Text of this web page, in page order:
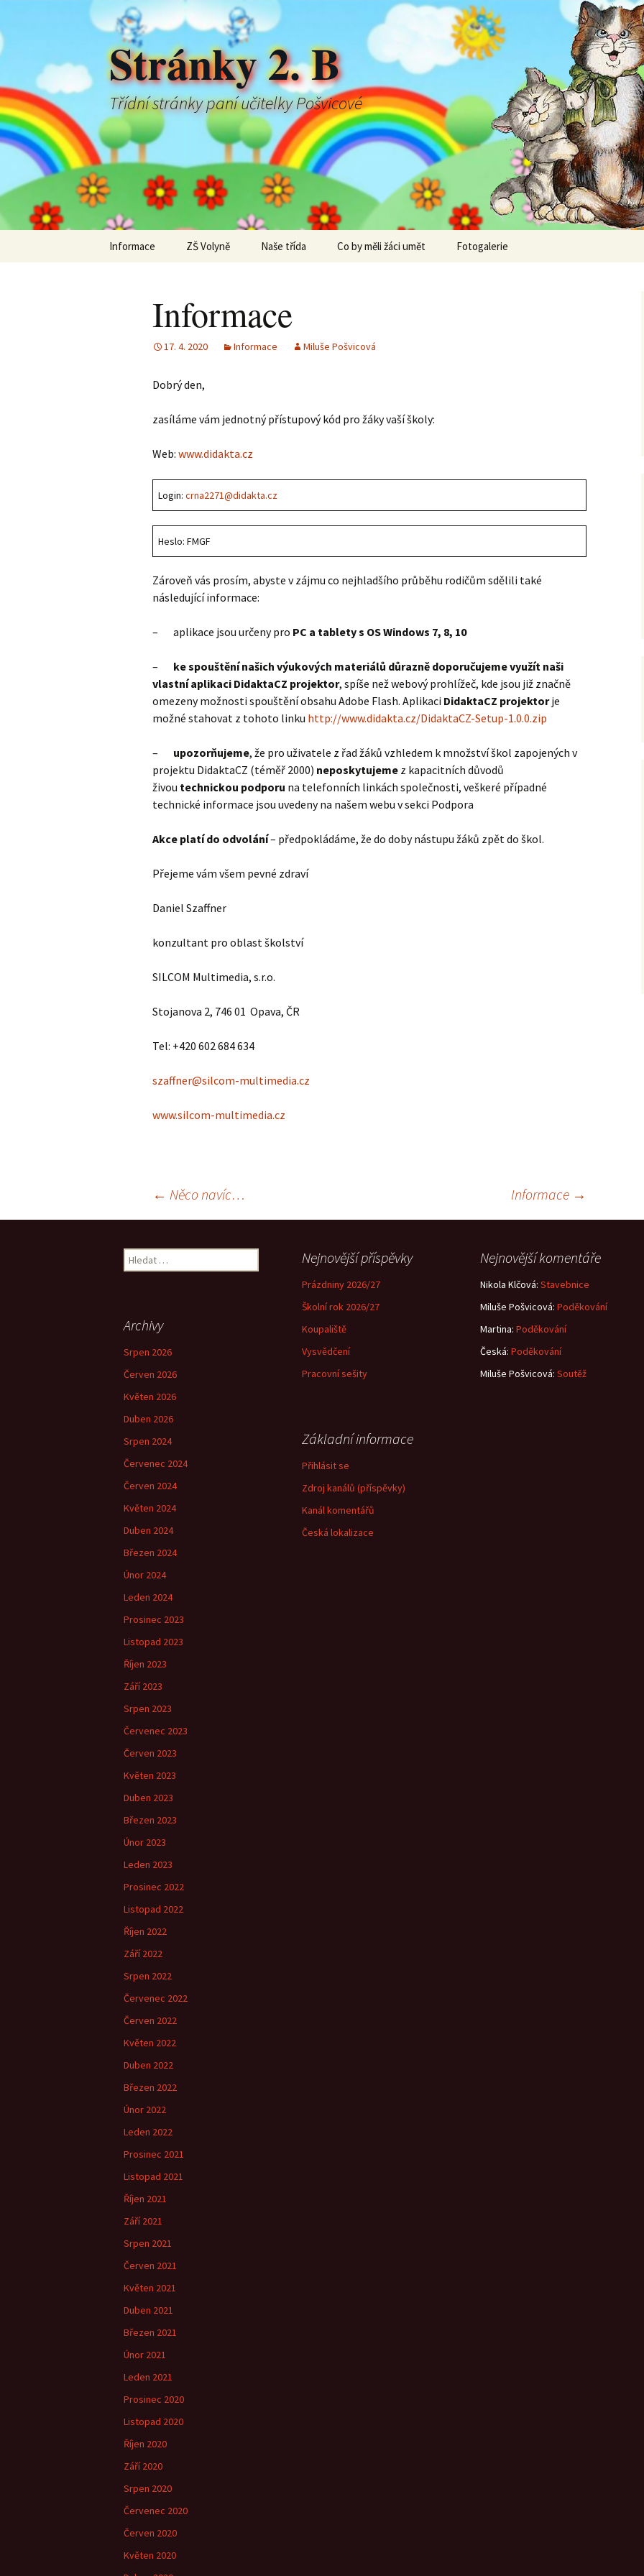
Stránky 2. B
Třídní stránky paní učitelky Pošvicové
Informace ZŠ Volyně Naše třída Co by měli žáci umět Fotogalerie
Informace
17. 4. 2020 Informace Miluše Pošvicová
Dobrý den,
zasíláme vám jednotný přístupový kód pro žáky vaší školy:
Web: www.didakta.cz
Login: crna2271@didakta.cz
Heslo: FMGF
Zároveň vás prosím, abyste v zájmu co nejhladšího průběhu rodičům sdělili také
následující informace:
– aplikace jsou určeny pro PC a tablety s OS Windows 7, 8, 10
– ke spouštění našich výukových materiálů důrazně doporučujeme využít naši
vlastní aplikaci DidaktaCZ projektor, spíše než webový prohlížeč, kde jsou již značně
omezeny možnosti spouštění obsahu Adobe Flash. Aplikaci DidaktaCZ projektorje
možné stahovat z tohoto linku http://www.didakta.cz/DidaktaCZ-Setup-1.0.0.zip
– upozorňujeme, že pro uživatele z řad žáků vzhledem k množství škol zapojených v
projektu DidaktaCZ (téměř 2000) neposkytujeme z kapacitních důvodů
živou technickou podporu na telefonních linkách společnosti, veškeré případné
technické informace jsou uvedeny na našem webu v sekci Podpora
Akce platí do odvolání– předpokládáme, že do doby nástupu žáků zpět do škol.
Přejeme vám všem pevné zdraví
Daniel Szaffner
konzultant pro oblast školství
SILCOM Multimedia, s.r.o.
Stojanova 2, 746 01 Opava, ČR
Tel: +420 602 684 634
szaffner@silcom-multimedia.cz
www.silcom-multimedia.cz
← Něco navíc… Informace →
Vyhledávání Nejnovější příspěvky
Prázdniny 2026/27
Školní rok 2026/27
Koupaliště
Vysvědčení
Pracovní sešity
Nejnovější komentáře
Nikola Klčová: Stavebnice
Miluše Pošvicová: Poděkování
Martina: Poděkování
Česká: Poděkování
Miluše Pošvicová: Soutěž
Archivy
Srpen 2026
Červen 2026
Květen 2026
Duben 2026
Srpen 2024
Červenec 2024
Červen 2024
Květen 2024
Duben 2024
Březen 2024
Únor 2024
Leden 2024
Prosinec 2023
Listopad 2023
Říjen 2023
Září 2023
Srpen 2023
Červenec 2023
Červen 2023
Květen 2023
Duben 2023
Březen 2023
Únor 2023
Leden 2023
Prosinec 2022
Listopad 2022
Říjen 2022
Září 2022
Srpen 2022
Červenec 2022
Červen 2022
Květen 2022
Duben 2022
Březen 2022
Únor 2022
Leden 2022
Prosinec 2021
Listopad 2021
Říjen 2021
Září 2021
Srpen 2021
Červen 2021
Květen 2021
Duben 2021
Březen 2021
Únor 2021
Leden 2021
Prosinec 2020
Listopad 2020
Říjen 2020
Září 2020
Srpen 2020
Červenec 2020
Červen 2020
Květen 2020
Základní informace
Přihlásit se
Zdroj kanálů (příspěvky)
Kanál komentářů
Česká lokalizace